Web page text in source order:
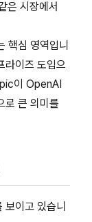
은 시장에서
핵심 영역입니
라이즈 도입으
이 OpenAI
로 큰 의미를
이고 있습니